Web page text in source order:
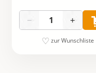
− +
zur Wunschliste